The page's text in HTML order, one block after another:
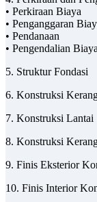
• Perkiraan Biaya
• Penganggaran
• Pendanaan
• Pengendalian
5. Struktur Fondasi
6. Konstruksi
7. Konstruksi Lantai
8. Konstruksi
9. Finis Eksterior
10. Finis Interior